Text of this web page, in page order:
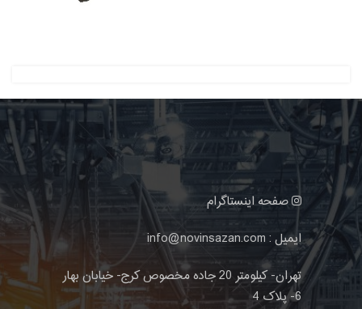
ایمیل : info@novinsazan.com
تهران- کیلومتر 20 جاده مخصوص کرج- خیابان بهار
6- پلاک 4